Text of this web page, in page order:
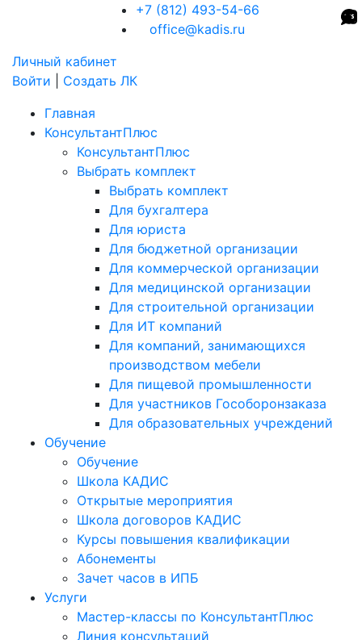
+7 (812) 493-54-66
office@kadis.ru
Личный кабинет
Войти
Создать ЛК
Главная
КонсультантПлюс
КонсультантПлюс
Выбрать комплект
Выбрать комплект
Для бухгалтера
Для юриста
Для бюджетной организации
Для коммерческой организации
Для медицинской организации
Для строительной организации
Для ИТ компаний
Для компаний, занимающихся
производством мебели
Для пищевой промышленности
Для участников Гособоронзаказа
Для образовательных учреждений
Обучение
Обучение
Школа КАДИС
Открытые мероприятия
Школа договоров КАДИС
Курсы повышения квалификации
Абонементы
Зачет часов в ИПБ
Услуги
Мастер-классы по КонсультантПлюс
Линия консультаций